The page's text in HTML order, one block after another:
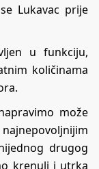
Lukavac prije
u funkciju,
količinama
može
drugog
krenuli i utrka